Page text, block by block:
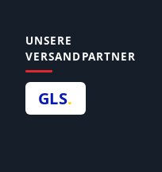
UNSERE
VERSANDPARTNER
GLS.